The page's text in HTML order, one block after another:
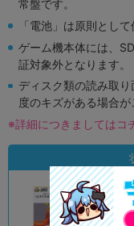
常盤です。
「電池」は原則とし
ゲーム機本体には、
証対象外となります。
ディスク類の読み取
度のキズがある場合が
※詳細につきましてはコ
状態 : A
モラージュ